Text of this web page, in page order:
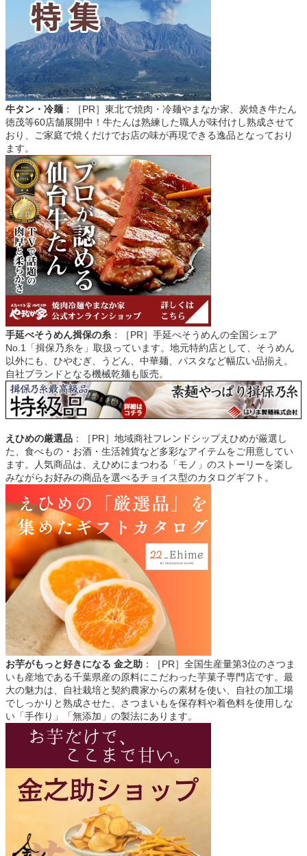
牛タン・冷麺 ：［PR］東北で焼肉・冷麺やまなか家、炭焼き牛たん
徳茂等60店舗展開中！牛たんは熟練した職人が味付けし熟成させて
おり、ご家庭で焼くだけでお店の味が再現できる逸品となっており
ます。
手延べそうめん揖保の糸：［PR］手延べそうめんの全国シェア
No.1「揖保乃糸を」取扱っています。地元特約店として、そうめん
以外にも、ひやむぎ、うどん、中華麺、パスタなど幅広い品揃え。
自社ブランドとなる機械乾麺も販売。
えひめの厳選品 ：［PR］地域商社フレンドシップえひめが厳選し
た、食べもの・お酒・生活雑貨など多彩なアイテムをご用意してい
ます。人気商品は、えひめにまつわる「モノ」のストーリーを楽し
みながらお好みの商品を選べるチョイス型のカタログギフト。
お芋がもっと好きになる 金之助 ：［PR］全国生産量第3位のさつま
いも産地である千葉県産の原料にこだわった芋菓子専門店です。最
大の魅力は、自社栽培と契約農家からの素材を使い、自社の加工場
でしっかりと熟成させた、さつまいもを保存料や着色料を使用しな
い「手作り」「無添加」の製法にあります。